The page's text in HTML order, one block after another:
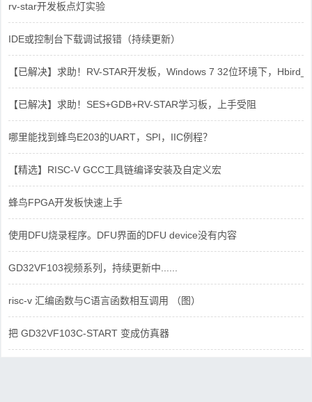
rv-star开发板点灯实验
IDE或控制台下载调试报错（持续更新）
【已解决】求助！RV-STAR开发板，Windows 7 32位环境下，
【已解决】求助！SES+GDB+RV-STAR学习板，上手受阻
哪里能找到蜂鸟E203的UART，SPI，IIC例程？
【精选】RISC-V GCC工具链编译安装及自定义宏
蜂鸟FPGA开发板快速上手
使用DFU烧录程序。DFU界面的DFU device没有内容
GD32VF103视频系列，持续更新中......
risc-v 汇编函数与C语言函数相互调用 （图）
把 GD32VF103C-START 变成仿真器